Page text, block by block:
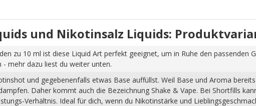
und Nikotinsalz Liquids:
zu 10 ml ist diese Liquid Art perfekt geeignet, um in Ruhe den passenden
mehr dazu liest du weiter unten.
und gegebenenfalls etwas Base auffüllst. Weil Base und Aroma
Daher kommt auch die Bezeichnung Shake & Vape. Bei Shortfills
Verhältnis. Ideal für dich, wenn du Nikotinstärke und